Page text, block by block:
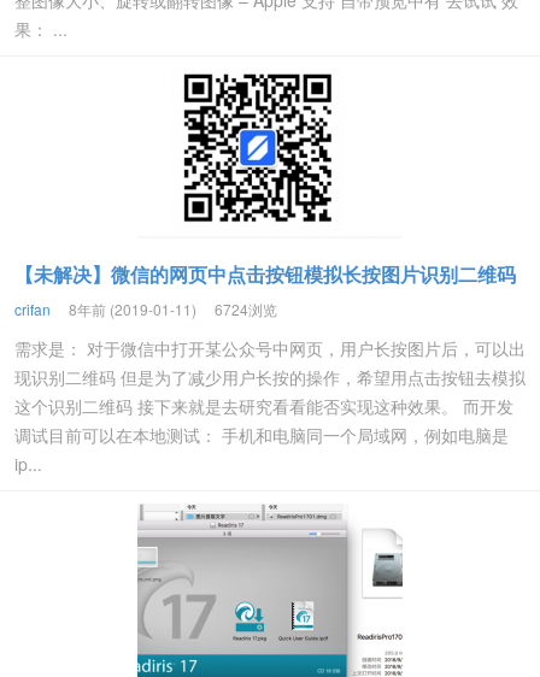
果： ...
【未解决】微信的网页中点击按钮模拟长按图片识别二维码
crifan 8年前 (2019-01-11) 6724浏览
需求是： 对于微信中打开某公众号中网页，用户长按图片后，可以出
现识别二维码 但是为了减少用户长按的操作，希望用点击按钮去模拟
这个识别二维码 接下来就是去研究看看能否实现这种效果。 而开发
调试目前可以在本地测试： 手机和电脑同一个局域网，例如电脑是
ip...